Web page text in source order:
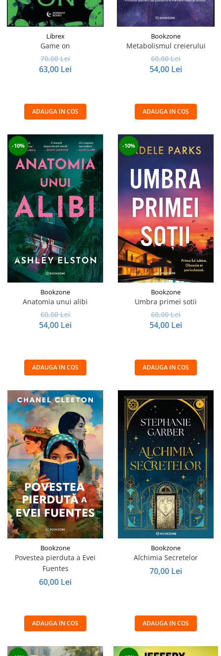
Librex
Game on
70,00 Lei
63,00 Lei
ADAUGA IN COS
Bookzone
Metabolismul creierului
60,00 Lei
54,00 Lei
ADAUGA IN COS
-10%
Bookzone
Anatomia unui alibi
60,00 Lei
54,00 Lei
ADAUGA IN COS
-10%
Bookzone
Umbra primei sotii
60,00 Lei
54,00 Lei
ADAUGA IN COS
Bookzone
Povestea pierduta a Evei
Fuentes
60,00 Lei
ADAUGA IN COS
Bookzone
Alchimia Secretelor
70,00 Lei
ADAUGA IN COS